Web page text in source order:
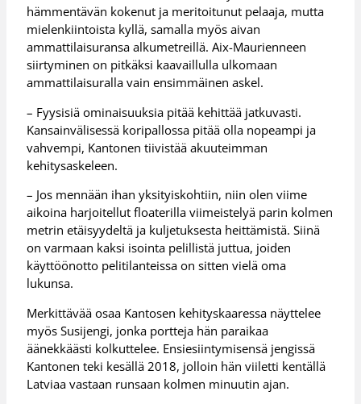
hämmentävän kokenut ja meritoitunut pelaaja, mutta
mielenkiintoista kyllä, samalla myös aivan
ammattilaisuransa alkumetreillä. Aix-Maurienneen
siirtyminen on pitkäksi kaavaillulla ulkomaan
ammattilaisuralla vain ensimmäinen askel.
– Fyysisiä ominaisuuksia pitää kehittää jatkuvasti.
Kansainvälisessä koripallossa pitää olla nopeampi ja
vahvempi, Kantonen tiivistää akuuteimman
kehitysaskeleen.
– Jos mennään ihan yksityiskohtiin, niin olen viime
aikoina harjoitellut floaterilla viimeistelyä parin kolmen
metrin etäisyydeltä ja kuljetuksesta heittämistä. Siinä
on varmaan kaksi isointa pelillistä juttua, joiden
käyttöönotto pelitilanteissa on sitten vielä oma
lukunsa.
Merkittävää osaa Kantosen kehityskaaressa näyttelee
myös Susijengi, jonka portteja hän paraikaa
äänekkäästi kolkuttelee. Ensiesiintymisensä jengissä
Kantonen teki kesällä 2018, jolloin hän viiletti kentällä
Latviaa vastaan runsaan kolmen minuutin ajan.